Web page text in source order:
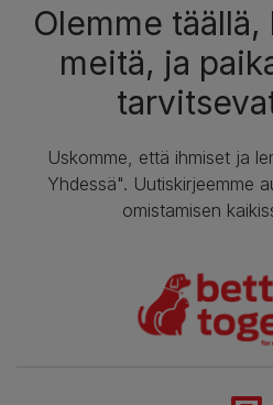
Olemme
meitä, ja
Uskomme, että ihmiset ja
Yhdessä". Uutiskirjeemme
omistamisen